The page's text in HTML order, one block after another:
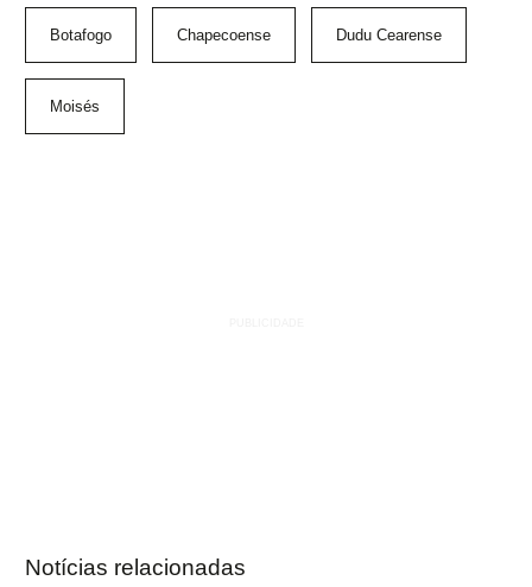
Botafogo Chapecoense Dudu Cearense
Moisés
Notícias relacionadas